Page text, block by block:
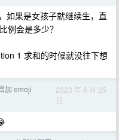
如果是女孩子就继续生，直
例会是多少？
1 求和的时候就没往下想
加 emoji
2023 年 6 月 25
日